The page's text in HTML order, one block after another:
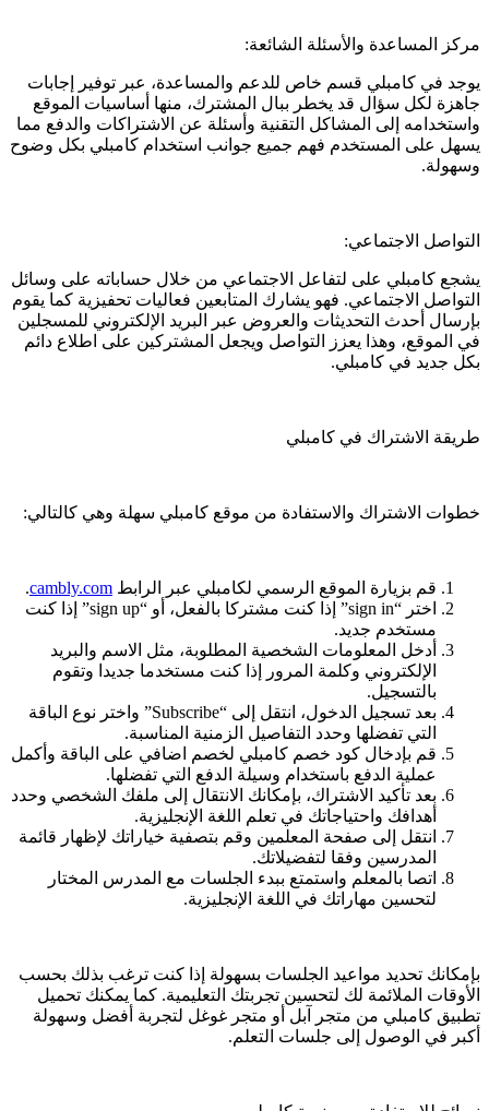
مركز المساعدة والأسئلة الشائعة:
يوجد في كامبلي قسم خاص للدعم والمساعدة، عبر توفير إجابات
جاهزة لكل سؤال قد يخطر ببال المشترك، منها أساسيات الموقع
واستخدامه إلى المشاكل التقنية وأسئلة عن الاشتراكات والدفع مما
يسهل على المستخدم فهم جميع جوانب استخدام كامبلي بكل وضوح
وسهولة.
التواصل الاجتماعي:
يشجع كامبلي على لتفاعل الاجتماعي من خلال حساباته على وسائل
التواصل الاجتماعي. فهو يشارك المتابعين فعاليات تحفيزية كما يقوم
بإرسال أحدث التحديثات والعروض عبر البريد الإلكتروني للمسجلين
في الموقع، وهذا يعزز التواصل ويجعل المشتركين على اطلاع دائم
بكل جديد في كامبلي.
طريقة الاشتراك في كامبلي
خطوات الاشتراك والاستفادة من موقع كامبلي سهلة وهي كالتالي:
قم بزيارة الموقع الرسمي لكامبلي عبر الرابط cambly.com
.
اختر “sign in” إذا كنت مشتركا بالفعل، أو “sign up” إذا كنت
مستخدم جديد.
أدخل المعلومات الشخصية المطلوبة، مثل الاسم والبريد
الإلكتروني وكلمة المرور إذا كنت مستخدما جديدا وتقوم
بالتسجيل.
بعد تسجيل الدخول، انتقل إلى “Subscribe” واختر نوع الباقة
التي تفضلها وحدد التفاصيل الزمنية المناسبة.
قم بإدخال كود خصم كامبلي لخصم اضافي على الباقة وأكمل
عملية الدفع باستخدام وسيلة الدفع التي تفضلها.
بعد تأكيد الاشتراك، بإمكانك الانتقال إلى ملفك الشخصي وحدد
أهدافك واحتياجاتك في تعلم اللغة الإنجليزية.
انتقل إلى صفحة المعلمين وقم بتصفية خياراتك لإظهار قائمة
المدرسين وفقا لتفضيلاتك.
اتصا بالمعلم واستمتع ببدء الجلسات مع المدرس المختار
لتحسين مهاراتك في اللغة الإنجليزية.
بإمكانك تحديد مواعيد الجلسات بسهولة إذا كنت ترغب بذلك بحسب
الأوقات الملائمة لك لتحسين تجربتك التعليمية. كما يمكنك تحميل
تطبيق كامبلي من متجر آبل أو متجر غوغل لتجربة أفضل وسهولة
أكبر في الوصول إلى جلسات التعلم.